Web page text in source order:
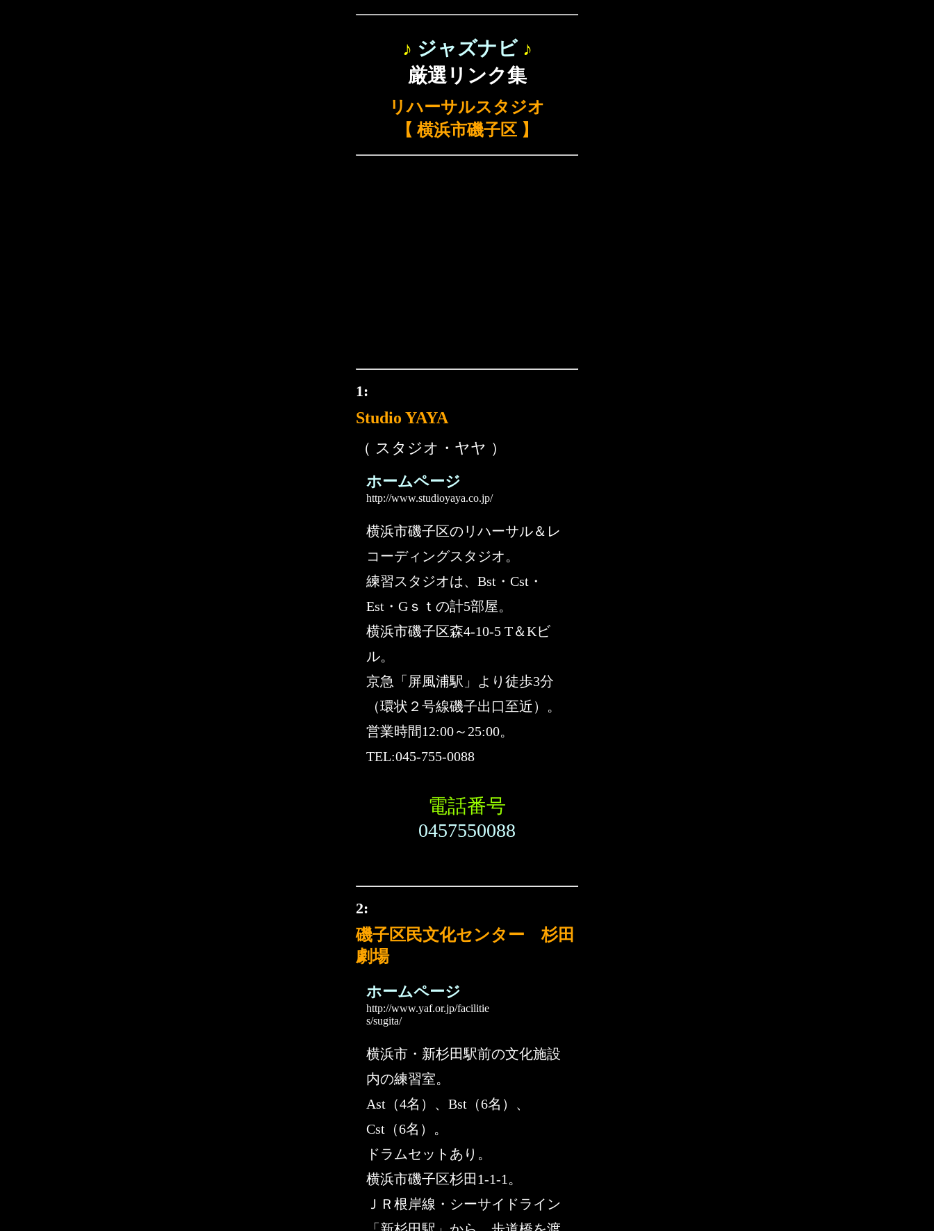
♪ ジャズナビ♪
厳選リンク集
リハーサルスタジオ
【 横浜市磯子区 】
1:
Studio YAYA
（ スタジオ・ヤヤ ）
ホームページ
http://www.studioyaya.co.jp/
横浜市磯子区のリハーサル＆レ
コーディングスタジオ。
練習スタジオは、Bst・Cst・
Est・Gｓｔの計5部屋。
横浜市磯子区森4-10-5 T＆Kビ
ル。
京急「屏風浦駅」より徒歩3分
（環状２号線磯子出口至近）。
営業時間12:00～25:00。
TEL:045-755-0088
電話番号
0457550088
2:
磯子区民文化センター 杉田
劇場
ホームページ
http://www.yaf.or.jp/facilitie
s/sugita/
横浜市・新杉田駅前の文化施設
内の練習室。
Ast（4名）、Bst（6名）、
Cst（6名）。
ドラムセットあり。
横浜市磯子区杉田1-1-1。
ＪＲ根岸線・シーサイドライン